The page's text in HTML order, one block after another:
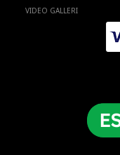
VIDEO GALLERI